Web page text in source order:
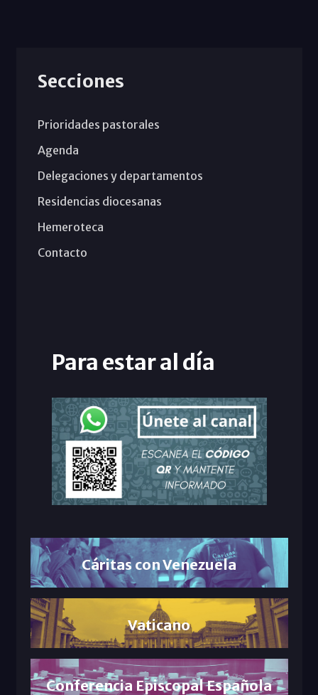
Secciones
Prioridades pastorales
Agenda
Delegaciones y departamentos
Residencias diocesanas
Hemeroteca
Contacto
Para estar al día
Cáritas con Venezuela
Vaticano
Conferencia Episcopal Española